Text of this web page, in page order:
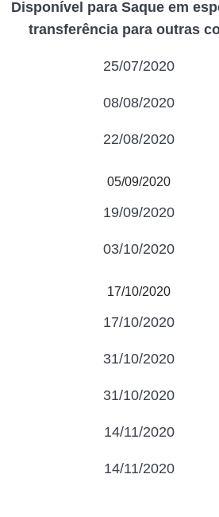
Disponível para Saque em
transferência para outras
25/07/2020
08/08/2020
22/08/2020
05/09/2020
19/09/2020
03/10/2020
17/10/2020
17/10/2020
31/10/2020
31/10/2020
14/11/2020
14/11/2020